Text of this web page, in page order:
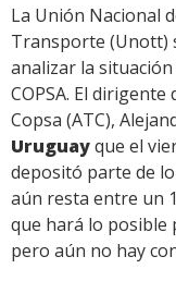
La Unión Nacional
Transporte (Unott)
analizar la
COPSA. El
Copsa (ATC),
Uruguayque el
depositó parte de
aún resta entre un
que hará lo posible
pero aún no hay